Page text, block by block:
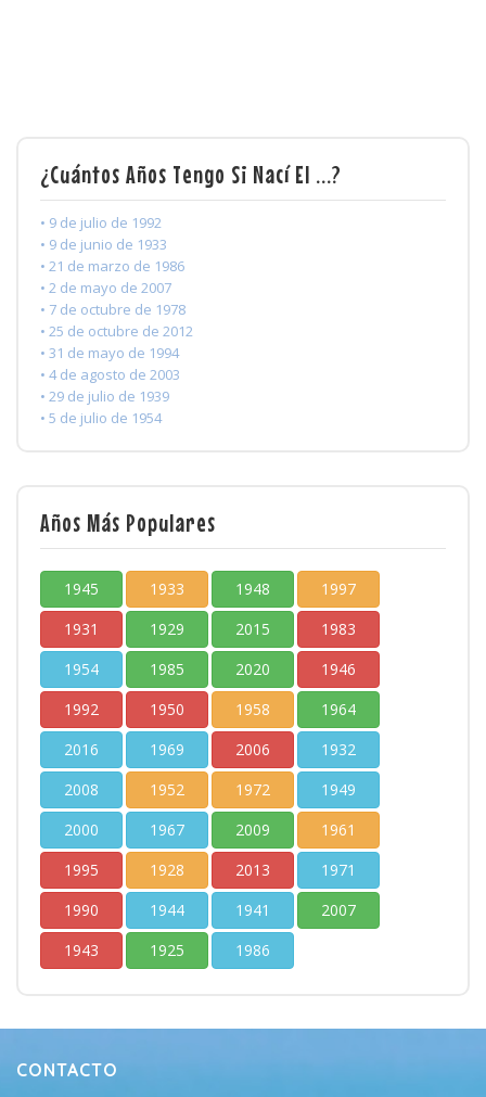
¿Cuántos Años Tengo Si Nací El ...?
• 9 de julio de 1992
• 9 de junio de 1933
• 21 de marzo de 1986
• 2 de mayo de 2007
• 7 de octubre de 1978
• 25 de octubre de 2012
• 31 de mayo de 1994
• 4 de agosto de 2003
• 29 de julio de 1939
• 5 de julio de 1954
Años Más Populares
1945 1933 1948
1997
1931
1929 2015
1983
1954
1985 2020
1946
1992
1950 1958
1964
2016
1969 2006
1932
2008
1952 1972
1949
2000
1967 2009
1961
1995
1928 2013
1971
1990
1944 1941
2007
1943
1925 1986
CONTACTO